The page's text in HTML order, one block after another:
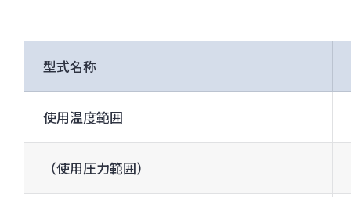
型式名称
使用温度範囲
（使用圧力範囲）